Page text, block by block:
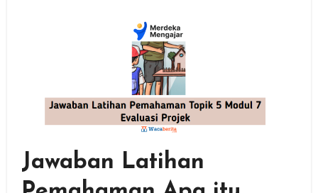
Jawaban Latihan